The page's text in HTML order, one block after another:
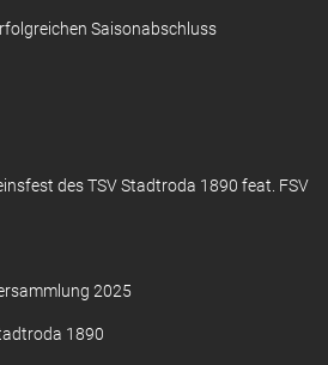
Saisonabschluss
des TSV Stadtroda 1890 feat. FSV
2025
1890